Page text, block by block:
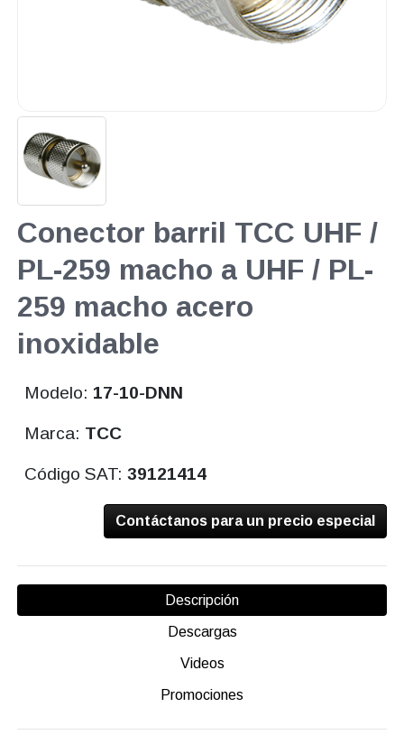
Conector barril TCC UHF /
PL-259 macho a UHF / PL-
259 macho acero
inoxidable
Modelo: 17-10-DNN
Marca: TCC
Código SAT:39121414
Contáctanos para un precio especial
Descripción
Descargas
Videos
Promociones